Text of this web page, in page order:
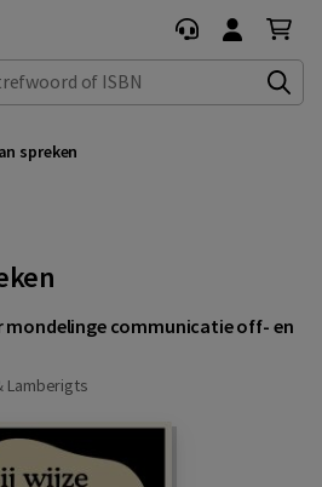
of ISBN
spreken
mondelinge communicatie off- en
Lamberigts